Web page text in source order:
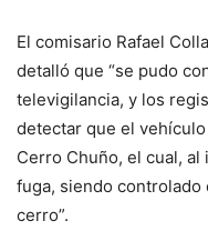
El comisario Rafael
detalló que “se pudo
televigilancia, y los
detectar que el
Cerro Chuño, el cual,
fuga, siendo
cerro”.